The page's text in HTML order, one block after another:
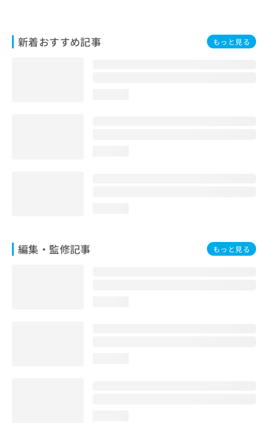
新着おすすめ記事 もっと見る
編集・監修記事 もっと見る
合